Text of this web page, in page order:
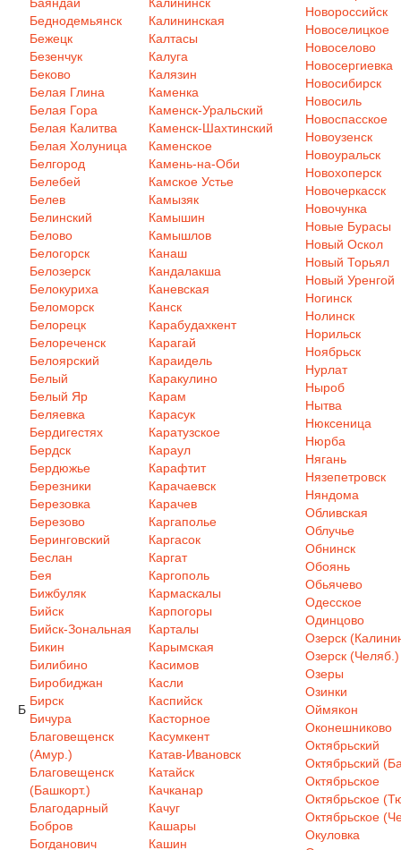
Б
Беднодемьянск
Бежецк
Безенчук
Беково
Белая Глина
Белая Гора
Белая Калитва
Белая Холуница
Белгород
Белебей
Белев
Белинский
Белово
Белогорск
Белозерск
Белокуриха
Беломорск
Белорецк
Белореченск
Белоярский
Белый
Белый Яр
Беляевка
Бердигестях
Бердск
Бердюжье
Березники
Березовка
Березово
Беринговский
Беслан
Бея
Бижбуляк
Бийск
Бийск-Зональная
Бикин
Билибино
Биробиджан
Бирск
Бичура
Благовещенск
(Амур.)
Благовещенск
(Башкорт.)
Благодарный
Бобров
Богданович
Калининская
Калтасы
Калуга
Калязин
Каменка
Каменск-Уральский
Каменск-Шахтинский
Каменское
Камень-на-Оби
Камское Устье
Камызяк
Камышин
Камышлов
Канаш
Кандалакша
Каневская
Канск
Карабудахкент
Карагай
Караидель
Каракулино
Карам
Карасук
Каратузское
Караул
Карафтит
Карачаевск
Карачев
Каргаполье
Каргасок
Каргат
Каргополь
Кармаскалы
Карпогоры
Карталы
Карымская
Касимов
Касли
Каспийск
Касторное
Касумкент
Катав-Ивановск
Катайск
Качканар
Качуг
Кашары
Кашин
Новороссийск
Новоселицкое
Новоселово
Новосергиевка
Новосибирск
Новосиль
Новоспасское
Новоузенск
Новоуральск
Новохоперск
Новочеркасск
Новочунка
Новые Бурасы
Новый Оскол
Новый Торьял
Новый Уренгой
Ногинск
Нолинск
Норильск
Ноябрьск
Нурлат
Ныроб
Нытва
Нюксеница
Нюрба
Нягань
Нязепетровск
Няндома
Обливская
Облучье
Обнинск
Обоянь
Обьячево
Одесское
Одинцово
Озерск
Озерск (Челяб.)
Озеры
Озинки
Оймякон
Оконешниково
Октябрьский
Октябрьский
Октябрьское
Октябрьское
Октябрьское
Окуловка